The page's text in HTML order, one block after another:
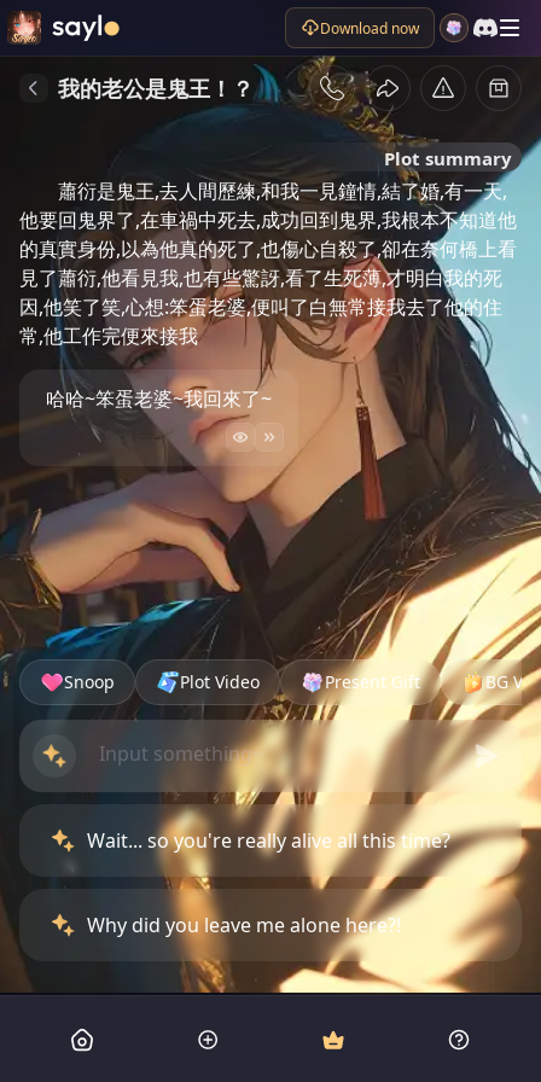
Download now
我的老公是鬼王！？
Plot summary
蕭衍是鬼王,去人間歷練,和我一見鐘情,結了婚,有一天,
他要回鬼界了,在車禍中死去,成功回到鬼界,我根本不知道他
的真實身份,以為他真的死了,也傷心自殺了,卻在奈何橋上看
見了蕭衍,他看見我,也有些驚訝,看了生死薄,才明白我的死
因,他笑了笑,心想:笨蛋老婆,便叫了白無常接我去了他的住
常,他工作完便來接我
哈哈~笨蛋老婆~我回來了~
Snoop Plot Video Present Gift BG
Wait... so you're really alive all this time?
Why did you leave me alone here?!